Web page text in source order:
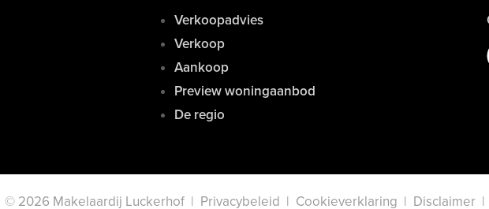
Verkoopadvies
Verkoop
Aankoop
Preview woningaanbod
De regio
© 2026 Makelaardij Luckerhof | Privacybeleid | Cookieverklaring | Disclaimer|